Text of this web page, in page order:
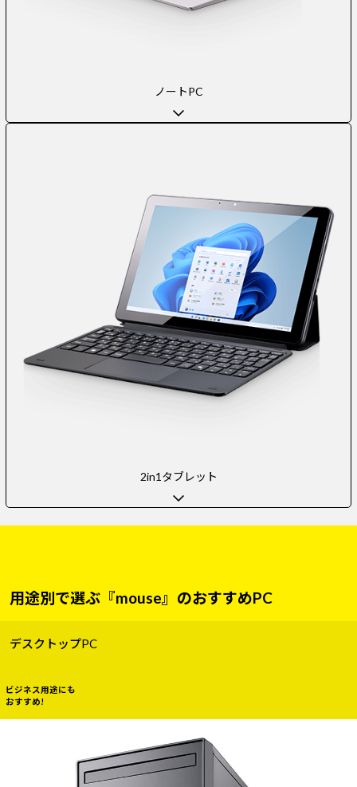
ノートPC
2in1タブレット
用途別で選ぶ『mouse』のおすすめPC
デスクトップPC
ビジネス用途にも
おすすめ!